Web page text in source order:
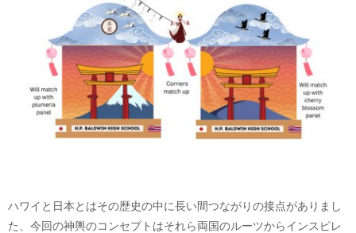
ハワイと日本とはその歴史の中に長い間つながりの接点がありまし
た、今回の神輿のコンセプトはそれら両国のルーツからインスピレ